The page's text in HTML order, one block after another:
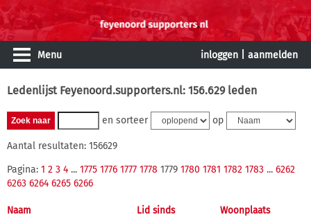
Menu inloggen aanmelden
Ledenlijst Feyenoord.supporters.nl: 156.629 leden
en sorteer op
Aantal resultaten: 156629
Pagina: 1 2 3 4 ... 1775 1776 1777 1778 1779 1780 1781 1782 1783 ... 6262
6263 6264 6265 6266
Naam Lid sinds
Woonplaats